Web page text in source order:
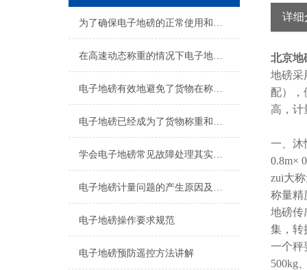
为了确保电子地磅的正常使用和延长其使用寿命该如何准备
在高速动态称重的情况下电子地磅也能保证测量的准确性和稳定性
电子地磅有效地避免了货物在称重过程中的误差
电子地磅已经成为了货物称重和计量的重要工具
学会电子地磅常见故障处理其实非常有必要
电子地磅计量问题的产生原因及解决方法
电子地磅操作要求规范
电子地磅预防遥控方法讲解
详细
北京地
地磅采
配），
高，计
一、沐
0.8m×
zui大
称量精
地磅传
集，转
一个秤
500kg